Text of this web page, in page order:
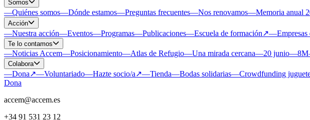
Somos
—Quiénes somos—Dónde estamos—Preguntas frecuentes—Nos renovamos—Memoria anual
Acción
—Nuestra acción—Eventos—Programas—Publicaciones—Escuela de formación↗—Empresas
Te lo contamos
—Noticias Accem—Posicionamiento—Atlas de Refugio—Una mirada cercana—20 junio—8M
Colabora
—Dona↗—Voluntariado—Hazte socio/a↗—Tienda—Bodas solidarias—Crowdfunding
Dona
accem@accem.es
+34 91 531 23 12